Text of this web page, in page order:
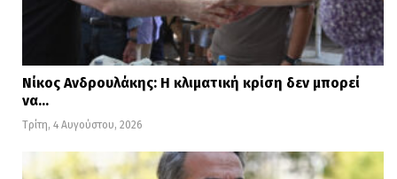
Νίκος Ανδρουλάκης: Η κλιματική κρίση δεν μπορεί
να…
Τρίτη, 4 Αυγούστου, 2026